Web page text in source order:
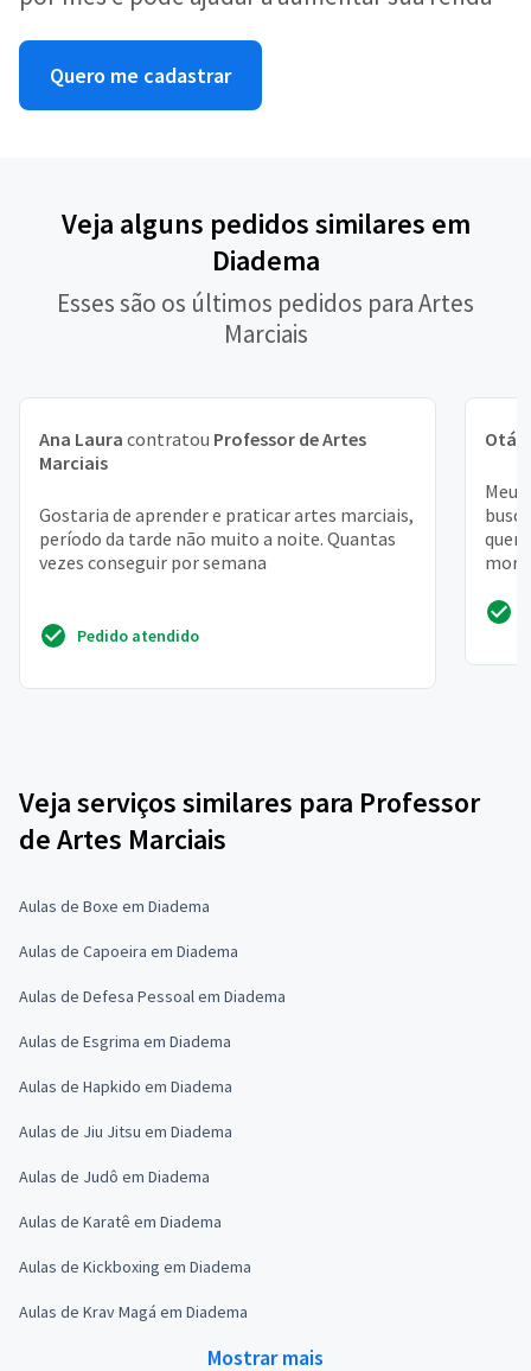
Quero me cadastrar
Veja alguns pedidos similares em
Diadema
Esses são os últimos pedidos para Artes
Marciais
Ana Laura contratou Professor de Artes
Marciais
Gostaria de aprender e praticar artes marciais,
período da tarde não muito a noite. Quantas
vezes conseguir por semana
Pedido atendido
Meu
Veja serviços similares para Professor
de Artes Marciais
Aulas de Boxe em Diadema
Aulas de Capoeira em Diadema
Aulas de Defesa Pessoal em Diadema
Aulas de Esgrima em Diadema
Aulas de Hapkido em Diadema
Aulas de Jiu Jitsu em Diadema
Aulas de Judô em Diadema
Aulas de Karatê em Diadema
Aulas de Kickboxing em Diadema
Aulas de Krav Magá em Diadema
Mostrar mais